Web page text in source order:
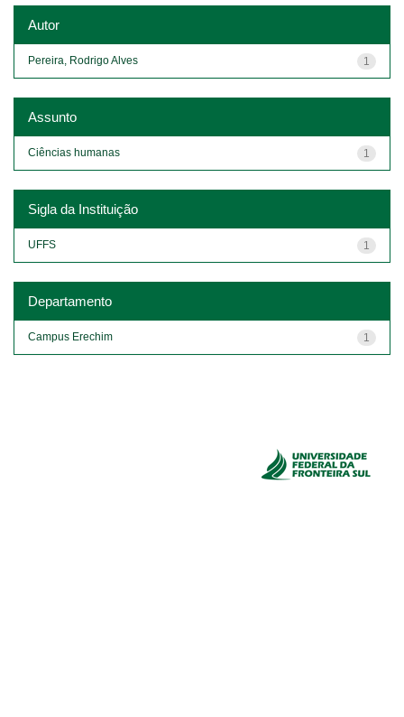
Autor
1
Pereira, Rodrigo Alves
Assunto
1
Ciências humanas
Sigla da Instituição
1
UFFS
Departamento
1
Campus Erechim